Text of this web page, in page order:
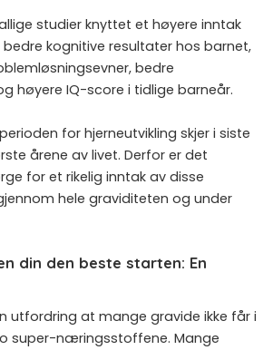
studier knyttet et høyere inntak
bedre kognitive resultater hos barnet,
bedre
høyere IQ-score i tidlige barneår.
for hjerneutvikling skjer i siste
årene av livet. Derfor er det
for et rikelig inntak av disse
hele graviditeten og under
din den beste starten: En
utfordring at mange gravide ikke får i
super-næringsstoffene. Mange